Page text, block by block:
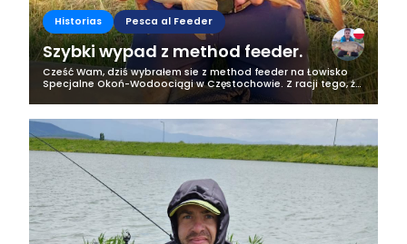
Historias Pesca al Feeder
Szybki wypad z method feeder.
Cześć Wam, dziś wybrałem sie z method feeder na Łowisko
Specjalne Okoń-Wodoociągi w Częstochowie. Z racji tego, że
rozpocząłem przygotowania do zawodów, które odbędą się
niebawem zdecydowałem...